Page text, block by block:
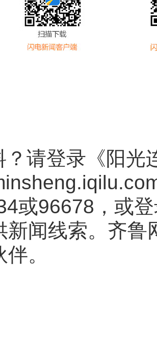
？请登录《阳光
或96678，或
新闻线索。齐鲁
。